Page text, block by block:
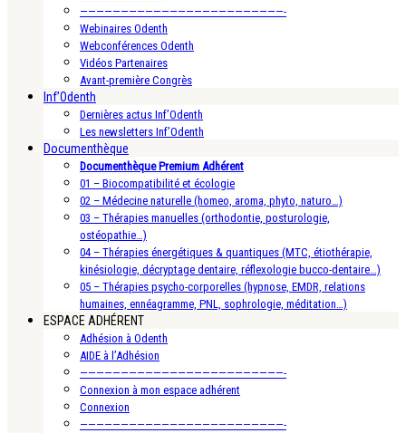
—————————————————————————-
Webinaires Odenth
Webconférences Odenth
Vidéos Partenaires
Avant-première Congrès
Inf’Odenth
Dernières actus Inf’Odenth
Les newsletters Inf’Odenth
Documenthèque
Documenthèque Premium Adhérent
01 – Biocompatibilité et écologie
02 – Médecine naturelle (homeo, aroma, phyto, naturo…)
03 – Thérapies manuelles (orthodontie, posturologie,
ostéopathie…)
04 – Thérapies énergétiques & quantiques (MTC, étiothérapie,
kinésiologie, décryptage dentaire, réflexologie bucco-dentaire…)
05 – Thérapies psycho-corporelles (hypnose, EMDR, relations
humaines, ennéagramme, PNL, sophrologie, méditation…)
ESPACE ADHÉRENT
Adhésion à Odenth
AIDE à l’Adhésion
—————————————————————————-
Connexion à mon espace adhérent
Connexion
—————————————————————————-